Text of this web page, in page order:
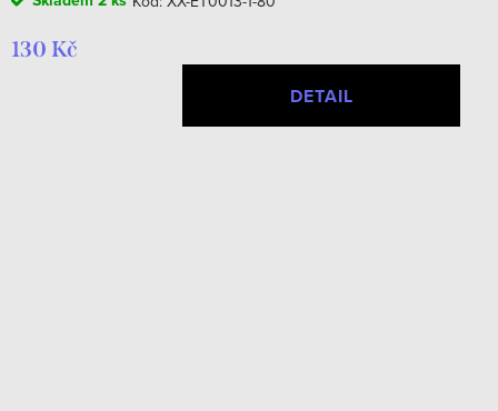
130 Kč
DETAIL